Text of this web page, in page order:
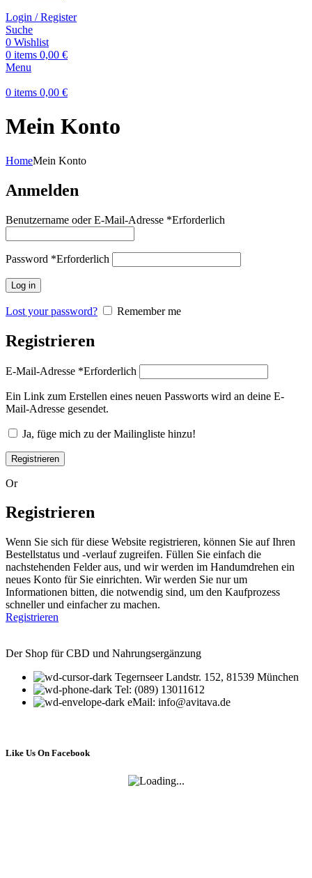
Login / Register
Suche
0 Wishlist
0 items 0,00 €
Menu
0 items 0,00 €
Mein Konto
HomeMein Konto
Anmelden
Benutzername oder E-Mail-Adresse *Erforderlich
Password *Erforderlich
Log in
Lost your password? Remember me
Registrieren
E-Mail-Adresse *Erforderlich
Ein Link zum Erstellen eines neuen Passworts wird an deine E-
Mail-Adresse gesendet.
Ja, füge mich zu der Mailingliste hinzu!
Registrieren
Or
Registrieren
Wenn Sie sich für diese Website registrieren, können Sie auf Ihren
Bestellstatus und -verlauf zugreifen. Füllen Sie einfach die
nachstehenden Felder aus, und wir werden im Handumdrehen ein
neues Konto für Sie einrichten. Wir werden Sie nur um
Informationen bitten, die notwendig sind, um den Kaufprozess
schneller und einfacher zu machen.
Registrieren
Der Shop für CBD und Nahrungsergänzung
Tegernseer Landstr. 152, 81539 München
Tel: (089) 13011612
eMail: info@avitava.de
Like Us On Facebook